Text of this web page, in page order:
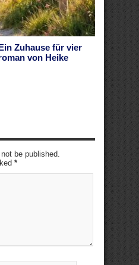
Zuhause für vier
von Heike
be published.
*